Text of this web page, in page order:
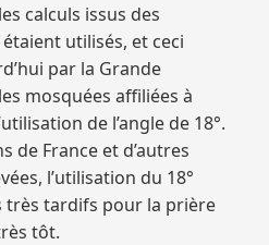
calculs issus des
utilisés, et ceci
par la Grande
mosquées affiliées à
de l’angle de 18°.
de France et d’autres
l’utilisation du 18°
très tardifs pour la prière
tôt.